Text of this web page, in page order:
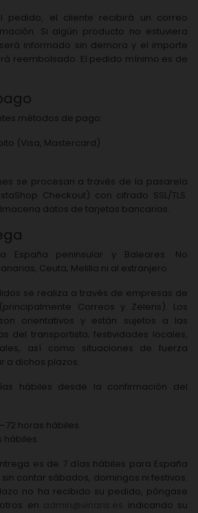
pedido, el cliente recibirá un correo
Si algún producto no estuviera
informado sin demora y el importe
reembolsado. El pedido mínimo es de
métodos de pago:
(Visa, Mastercard)
se procesan a través de la pasarela
Checkout) con cifrado SSL/TLS.
almacena datos de tarjetas bancarias.
España peninsular y Baleares. No
Ceuta, Melilla ni al extranjero.
se realiza a través de empresas de
(principalmente Correos y Zeleris). Los
orientativos y están sujetos a las
del transportista; festividades locales,
así como situaciones de fuerza
a dichos plazos.
hábiles desde la confirmación del
horas hábiles.
hábiles.
es de 7 días hábiles para España
contar sábados, domingos ni festivos.
no ha recibido su pedido, póngase
en
indicando su